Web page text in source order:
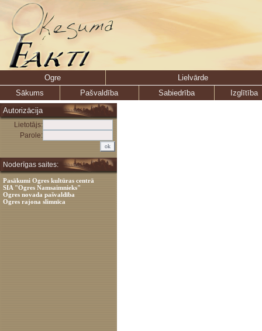
Ogre
Lielvārde
Sākums
Pašvaldība Sabiedrība
Izglītība
Autorizācija
Lietotājs:
Parole:
Noderīgas saites:
Pasākumi Ogres kultūras centrā
SIA "Ogres Namsaimnieks"
Ogres novada pašvaldība
Ogres rajona slimnīca